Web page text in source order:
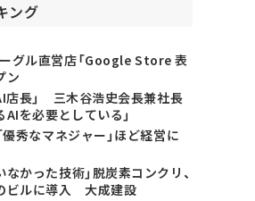
ング
グル直営店「Google Store 表
ン
店長」 三木谷浩史会長兼社長
AIを必要としている」
優秀なマネジャー」ほど経営に
なかった技術」脱炭素コンクリ、
ビルに導入 大成建設